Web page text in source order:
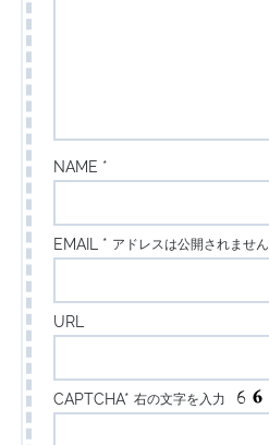
NAME *
EMAIL * アドレスは公開されません
URL
CAPTCHA* 右の文字を入力